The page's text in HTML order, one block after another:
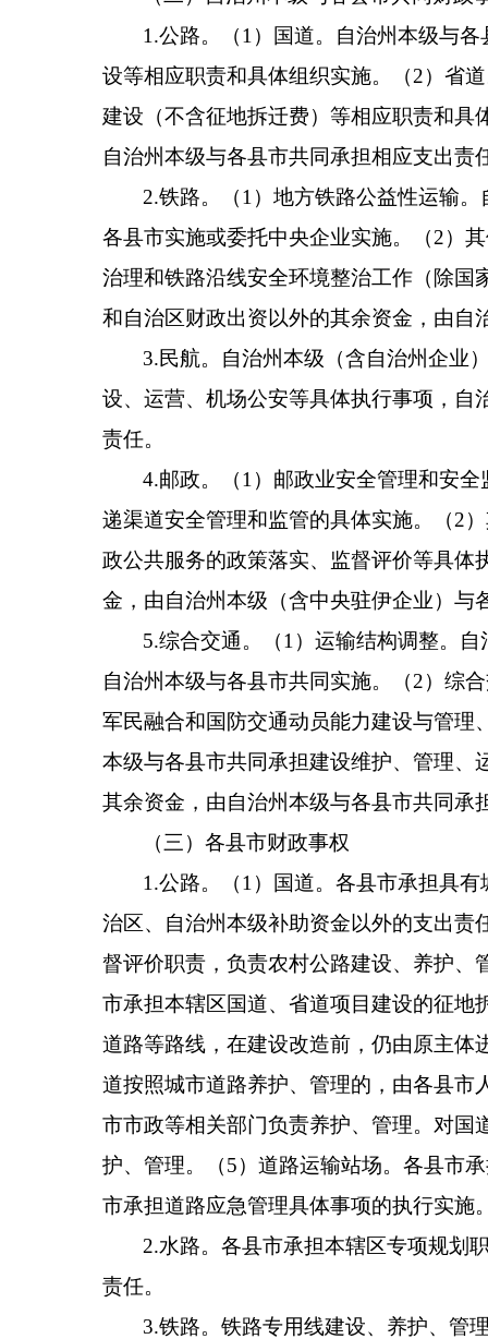
1.公路。 （1 ）国道。自治州本级与各
设等相应职责和具体组织实施。（2）省
建设（不含征地拆迁费）等相应职责和具
自治州本级与各县市共同承担相应支出责
2.铁路。 （1 ）地方铁路公益性运输
各县市实施或委托中央企业实施。（2）
治理和铁路沿线安全环境整治工作（除国
和自治区财政出资以外的其余资金，由自
3.民航。 自治州本级（含自治州企业
设、运营、机场公安等具体执行事项，自
责任。
4.邮政。 （1 ）邮政业安全管理和安
递渠道安全管理和监管的具体实施。（2
政公共服务的政策落实、监督评价等具体
金，由自治州本级（含中央驻伊企业）与
5.综合交通。 （1 ）运输结构调整。
自治州本级与各县市共同实施。（2）综
军民融合和国防交通动员能力建设与管理
本级与各县市共同承担建设维护、管理、
其余资金，由自治州本级与各县市共同承
（三）各县市财政事权
1.公路。 （1 ）国道。各县市承担具有
治区、自治州本级补助资金以外的支出责
督评价职责，负责农村公路建设、养护、
市承担本辖区国道、省道项目建设的征地
道路等路线，在建设改造前，仍由原主体
道按照城市道路养护、管理的，由各县市
市市政等相关部门负责养护、管理。对国
护、管理。（5）道路运输站场。 各县市
市承担道路应急管理具体事项的执行实施
2.水路。各县市承担本辖区专项规划
责任。
3.铁路。铁路专用线建设、养护、管